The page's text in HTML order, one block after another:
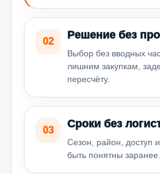
02
Решение без
Выбор без вводных
лишним закупкам,
пересчёту.
03
Сроки без
Сезон, район, доступ
быть понятны заранее.